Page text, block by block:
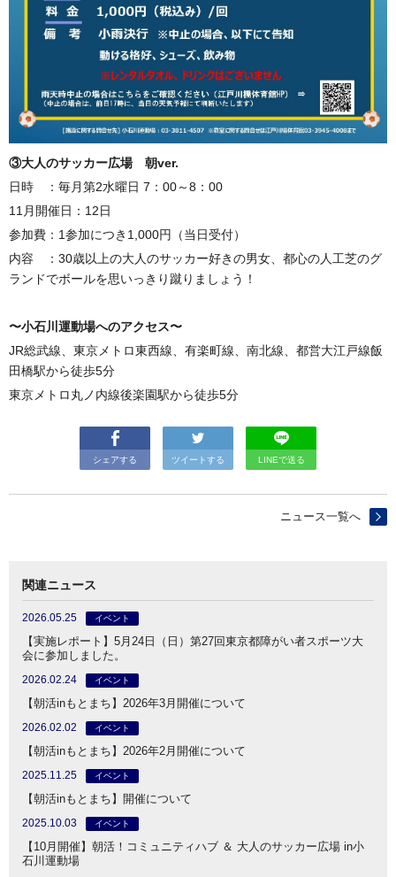
③大人のサッカー広場 朝ver.
日時 ：毎月第2水曜日 7：00～8：00
11月開催日：12日
参加費：1参加につき1,000円（当日受付）
内容 ：30歳以上の大人のサッカー好きの男女、都心の人工芝のグ
ランドでボールを思いっきり蹴りましょう！
〜小石川運動場へのアクセス〜
JR総武線、東京メトロ東西線、有楽町線、南北線、都営大江戸線飯
田橋駅から徒歩5分
東京メトロ丸ノ内線後楽園駅から徒歩5分
シェアする ツイートする LINEで送る
ニュース一覧へ
関連ニュース
2026.05.25 イベント
【実施レポート】5月24日（日）第27回東京都障がい者スポーツ大
会に参加しました。
2026.02.24 イベント
【朝活inもとまち】2026年3月開催について
2026.02.02 イベント
【朝活inもとまち】2026年2月開催について
2025.11.25 イベント
【朝活inもとまち】開催について
2025.10.03 イベント
【10月開催】朝活！コミュニティハブ ＆ 大人のサッカー広場 in小
石川運動場